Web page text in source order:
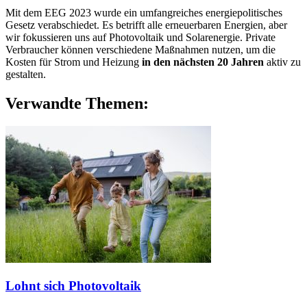
Mit dem EEG 2023 wurde ein umfangreiches energiepolitisches
Gesetz verabschiedet. Es betrifft alle erneuerbaren Energien, aber
wir fokussieren uns auf Photovoltaik und Solarenergie. Private
Verbraucher können verschiedene Maßnahmen nutzen, um die
Kosten für Strom und Heizung in den nächsten 20 Jahren aktiv zu
gestalten.
Verwandte Themen:
Lohnt sich Photovoltaik